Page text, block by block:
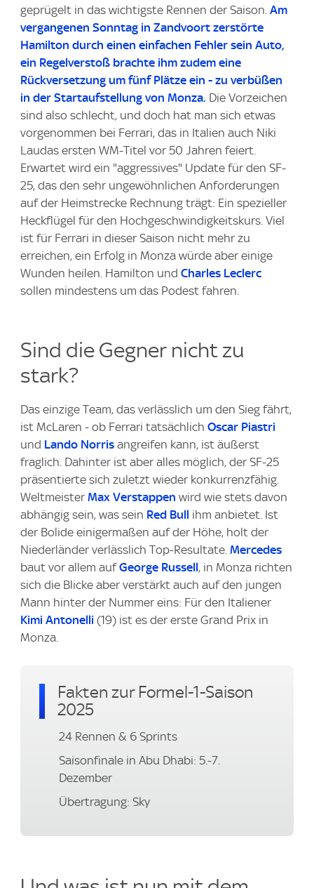
geprügelt in das wichtigste Rennen der Saison. Am
vergangenen Sonntag in Zandvoort zerstörte
Hamilton durch einen einfachen Fehler sein Auto,
ein Regelverstoß brachte ihm zudem eine
Rückversetzung um fünf Plätze ein - zu verbüßen
in der Startaufstellung von Monza. Die Vorzeichen
sind also schlecht, und doch hat man sich etwas
vorgenommen bei Ferrari, das in Italien auch Niki
Laudas ersten WM-Titel vor 50 Jahren feiert.
Erwartet wird ein "aggressives" Update für den SF-
25, das den sehr ungewöhnlichen Anforderungen
auf der Heimstrecke Rechnung trägt: Ein spezieller
Heckflügel für den Hochgeschwindigkeitskurs. Viel
ist für Ferrari in dieser Saison nicht mehr zu
erreichen, ein Erfolg in Monza würde aber einige
Wunden heilen. Hamilton und Charles Leclerc
sollen mindestens um das Podest fahren.
Sind die Gegner nicht zu
stark?
Das einzige Team, das verlässlich um den Sieg fährt,
ist McLaren - ob Ferrari tatsächlich Oscar Piastri
und Lando Norris angreifen kann, ist äußerst
fraglich. Dahinter ist aber alles möglich, der SF-25
präsentierte sich zuletzt wieder konkurrenzfähig.
Weltmeister Max Verstappen wird wie stets davon
abhängig sein, was sein Red Bull ihm anbietet. Ist
der Bolide einigermaßen auf der Höhe, holt der
Niederländer verlässlich Top-Resultate. Mercedes
baut vor allem aufGeorge Russell, in Monza richten
sich die Blicke aber verstärkt auch auf den jungen
Mann hinter der Nummer eins: Für den Italiener
Kimi Antonelli (19) ist es der erste Grand Prix in
Monza.
Fakten zur Formel-1-Saison
2025
24 Rennen & 6 Sprints
Saisonfinale in Abu Dhabi: 5.-7.
Dezember
Übertragung: Sky